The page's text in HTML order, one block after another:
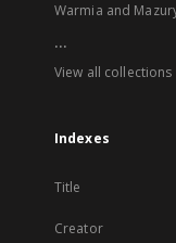
Warmia and
...
View all collections
Indexes
Title
Creator